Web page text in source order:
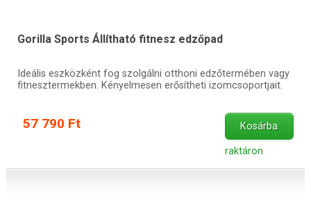
Gorilla Sports Állítható fitnesz edzőpad
Ideális eszközként fog szolgálni otthoni edzőtermében vagy
fitnesztermekben. Kényelmesen erősítheti izomcsoportjait.
57 790 Ft Kosárba
raktáron